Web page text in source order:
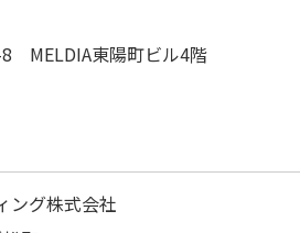
MELDIA東陽町ビル4階
ング株式会社